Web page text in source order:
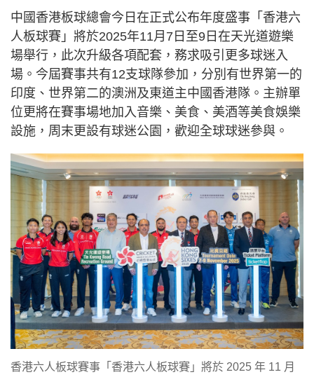
中國香港板球總會今日在正式公布年度盛事「香港六
人板球賽」將於2025年11月7日至9日在天光道遊樂
場舉行，此次升級各項配套，務求吸引更多球迷入
場。今屆賽事共有12支球隊參加，分別有世界第一的
印度、世界第二的澳洲及東道主中國香港隊。主辦單
位更將在賽事場地加入音樂、美食、美酒等美食娛樂
設施，周末更設有球迷公園，歡迎全球球迷參與。
香港六人板球賽事「香港六人板球賽」將於 2025 年 11 月